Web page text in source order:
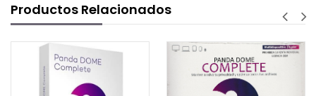
Productos Relacionados